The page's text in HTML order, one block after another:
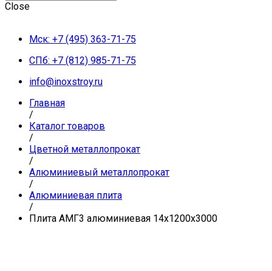
Close
Мск: +7 (495) 363-71-75
СПб: +7 (812) 985-71-75
info@inoxstroy.ru
Главная
/
Каталог товаров
/
Цветной металлопрокат
/
Алюминиевый металлопрокат
/
Алюминиевая плита
/
Плита АМГ3 алюминиевая 14x1200x3000